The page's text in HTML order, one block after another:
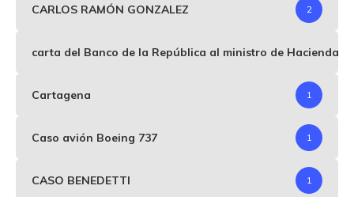
CARLOS RAMÓN GONZALEZ 2
carta del Banco de la República al ministro de Hacienda
Cartagena 1
Caso avión Boeing 737 1
CASO BENEDETTI 1